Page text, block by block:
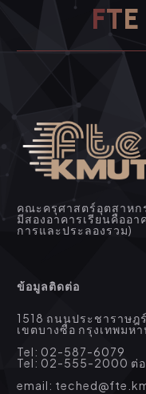
FTE
คณะครุศาสตร์อุตสาหก
มีสองอาคารเรียนคืออ
การและประลองรวม)
ข้อมูลติดต่อ
1518 ถนนประชาราษฎ
เขตบางซื่อ กรุงเทพมห
Tel: 02-587-6079
Tel: 02-555-2000 ต่อ
email: